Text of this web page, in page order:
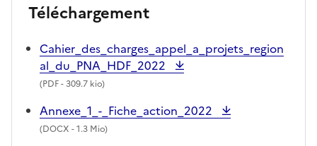
Téléchargement
Cahier_des_charges_appel_a_projets_region
al_du_PNA_HDF_2022
(PDF- 309.7 kio)
Annexe_1_-_Fiche_action_2022
(DOCX - 1.3 Mio)